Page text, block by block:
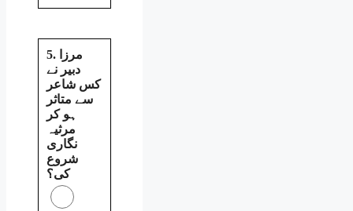
5. مرزا
دبیر نے
کس شاعر
سے متاثر
ہو کر
مرثیہ
نگاری
شروع
کی؟